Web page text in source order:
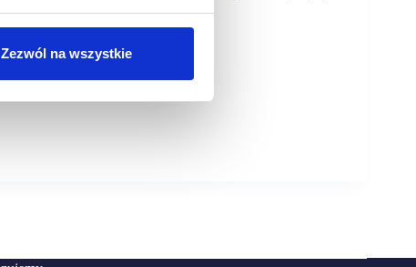
Zezwól na wszystkie